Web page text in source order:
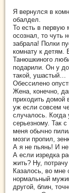
Я вернулся в
обалдел.
То есть в первую
осознал, то чуть
забрала! Полки
комнату к детям.
Танюшкиного
подарили. Он у
такой, ушастый…
Обессилено
Жена, конечно,
приходить домой
уж если совсем
случалось. Когда
серьезному. Так
меня обычно
мозги пропил,
А я не пьянь! И
А если изредка
жить? Ну,
Казалось, во
нормальный
другой, блин,